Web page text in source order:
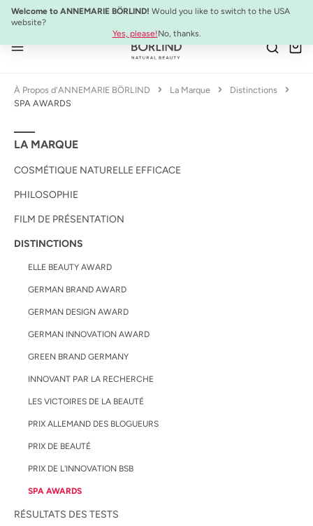
Passer au contenu principal
Welcome to ANNEMARIE BÖRLIND! Would you like to switch to the USA
website?
Yes, please!No, thanks.
SYSTEM ABSOLUTE Set de Voyage :Mini-produits anti-âge à emporter
À Propos d'ANNEMARIE BÖRLIND La Marque
Distinctions
SPA AWARDS
LA MARQUE
COSMÉTIQUE NATURELLE EFFICACE
PHILOSOPHIE
FILM DE PRÉSENTATION
DISTINCTIONS
ELLE BEAUTY AWARD
GERMAN BRAND AWARD
GERMAN DESIGN AWARD
GERMAN INNOVATION AWARD
GREEN BRAND GERMANY
INNOVANT PAR LA RECHERCHE
LES VICTOIRES DE LA BEAUTÉ
PRIX ALLEMAND DES BLOGUEURS
PRIX DE BEAUTÉ
PRIX DE L'INNOVATION BSB
SPA AWARDS
RÉSULTATS DES TESTS